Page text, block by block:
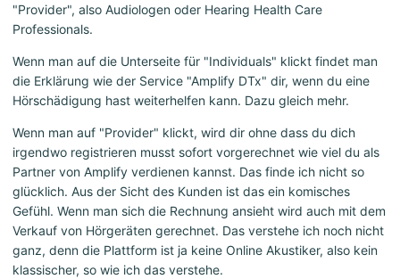
"Provider", also Audiologen oder Hearing Health Care
Professionals.
Wenn man auf die Unterseite für "Individuals" klickt findet man
die Erklärung wie der Service "Amplify DTx" dir, wenn du eine
Hörschädigung hast weiterhelfen kann. Dazu gleich mehr.
Wenn man auf "Provider" klickt, wird dir ohne dass du dich
irgendwo registrieren musst sofort vorgerechnet wie viel du als
Partner von Amplify verdienen kannst. Das finde ich nicht so
glücklich. Aus der Sicht des Kunden ist das ein komisches
Gefühl. Wenn man sich die Rechnung ansieht wird auch mit dem
Verkauf von Hörgeräten gerechnet. Das verstehe ich noch nicht
ganz, denn die Plattform ist ja keine Online Akustiker, also kein
klassischer, so wie ich das verstehe.